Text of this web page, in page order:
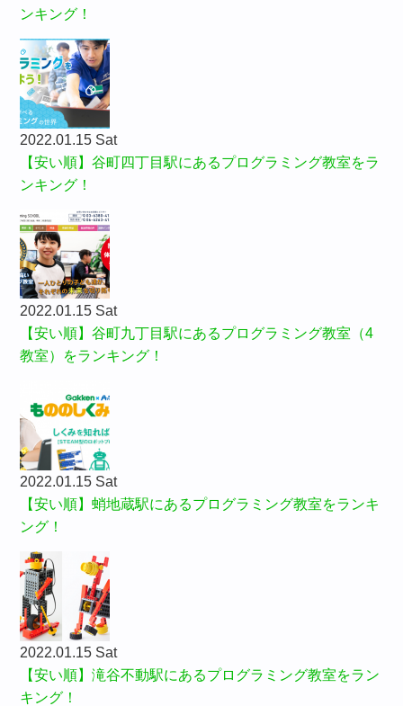
ンキング！
2022.01.15 Sat
【安い順】谷町四丁目駅にあるプログラミング教室をラ
ンキング！
2022.01.15 Sat
【安い順】谷町九丁目駅にあるプログラミング教室（4
教室）をランキング！
2022.01.15 Sat
【安い順】蛸地蔵駅にあるプログラミング教室をランキ
ング！
2022.01.15 Sat
【安い順】滝谷不動駅にあるプログラミング教室をラン
キング！